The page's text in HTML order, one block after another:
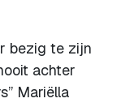
bezig te zijn
achter
Mariëlla